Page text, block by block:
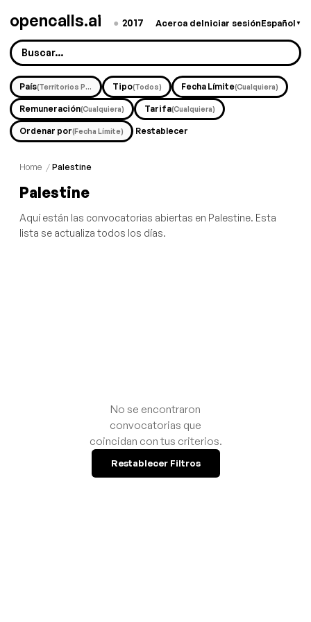
opencalls.ai ● 2017 Acerca deIniciar sesiónEspañol ▼
País (Territorios Palestinos) Tipo(Todos) Fecha Límite(Cualquiera)
Remuneración(Cualquiera) Tarifa(Cualquiera)
Ordenar por(Fecha Límite) Restablecer
Home / Palestine
Palestine
Aquí están las convocatorias abiertas en Palestine. Esta
lista se actualiza todos los días.
No se encontraron
convocatorias que
coincidan con tus criterios.
Restablecer Filtros